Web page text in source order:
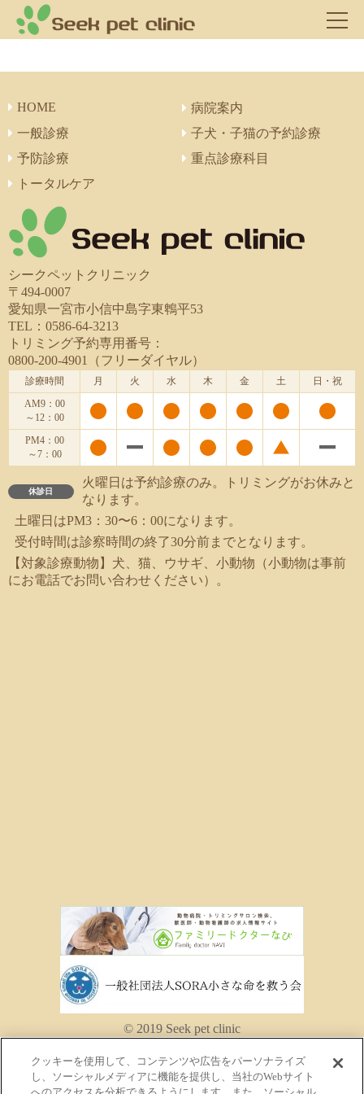
HOME
病院案内
一般診療
子犬・子猫の予約診療
予防診療
重点診療科目
トータルケア
シークペットクリニック
〒494-0007
愛知県一宮市小信中島字東鵯平53
TEL：0586-64-3213
トリミング予約専用番号：
0800-200-4901（フリーダイヤル）
診療時間 月 火 水 木 金 土
日・祝
AM9：00
～12：00
PM4：00
～7：00
休診日
火曜日は予約診療のみ。トリミングがお休みと
なります。
土曜日はPM3：30〜6：00になります。
受付時間は診察時間の終了30分前までとなります。
【対象診療動物】犬、猫、ウサギ、小動物（小動物は事前
にお電話でお問い合わせください）。
© 2019 Seek pet clinic
クッキーを使用して、コンテンツや広告をパーソナライズ
し、ソーシャルメディアに機能を提供し、当社のWebサイト